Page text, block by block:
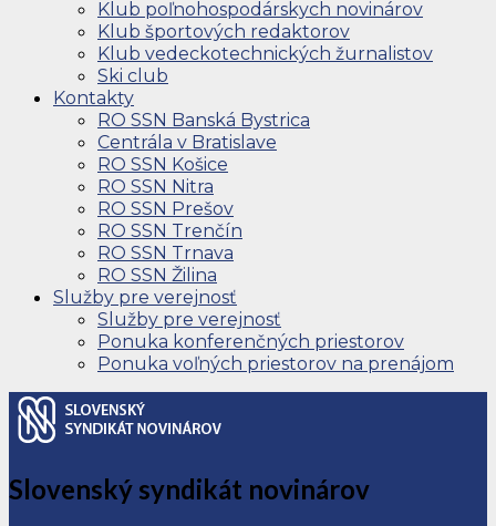
Klub poľnohospodárskych novinárov
Klub športových redaktorov
Klub vedeckotechnických žurnalistov
Ski club
Kontakty
RO SSN Banská Bystrica
Centrála v Bratislave
RO SSN Košice
RO SSN Nitra
RO SSN Prešov
RO SSN Trenčín
RO SSN Trnava
RO SSN Žilina
Služby pre verejnosť
Služby pre verejnosť
Ponuka konferenčných priestorov
Ponuka voľných priestorov na prenájom
Slovenský syndikát novinárov